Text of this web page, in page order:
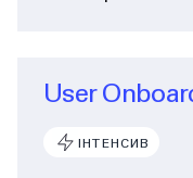
User
ІНТЕНСИВ